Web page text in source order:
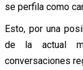
se perfila como
Esto, por una
de la actual
conversaciones